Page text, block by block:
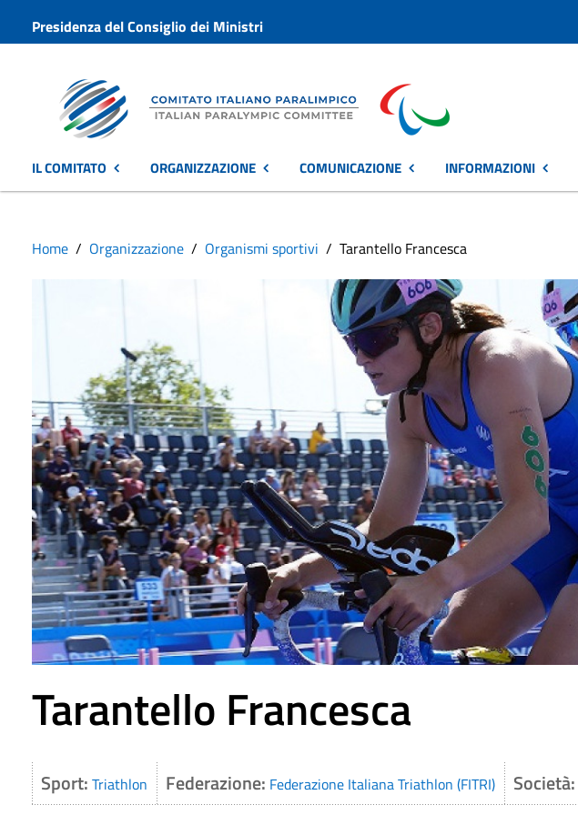
Presidenza del Consiglio dei Ministri
IL COMITATO ORGANIZZAZIONE COMUNICAZIONE INFORMAZIONI
Home Organizzazione Organismi sportivi Tarantello Francesca
Tarantello Francesca
Sport: Triathlon Federazione: Federazione Italiana Triathlon (FITRI) Società: